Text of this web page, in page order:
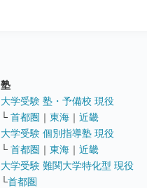
塾
大学受験 塾・予備校 現役
└ 首都圏 ｜ 東海 ｜ 近畿
大学受験 個別指導塾 現役
└ 首都圏 ｜ 東海 ｜ 近畿
大学受験 難関大学特化型 現役
└首都圏